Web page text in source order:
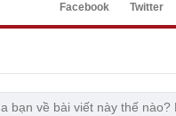
Facebook Twitter